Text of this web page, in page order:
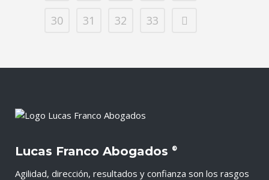
30 31 32 33
Lucas Franco Abogados ®
Agilidad, dirección, resultados y confianza son los rasgos